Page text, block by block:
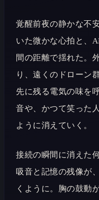
覚醒前夜の静かな不
いた微かな心拍と、
間の距離で揺れた。
り、遠くのドローン
先に残る電気の味を
音や、かつて笑った
ように消えていく。
接続の瞬間に消えた
吸音と記憶の残像が
くように。胸の鼓動